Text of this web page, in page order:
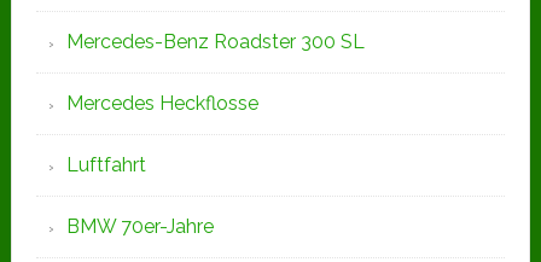
Mercedes-Benz Roadster 300 SL
Mercedes Heckflosse
Luftfahrt
BMW 70er-Jahre